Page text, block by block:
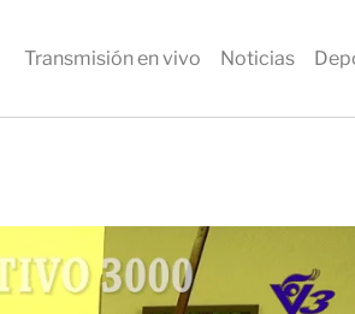
Transmisión en vivo Noticias